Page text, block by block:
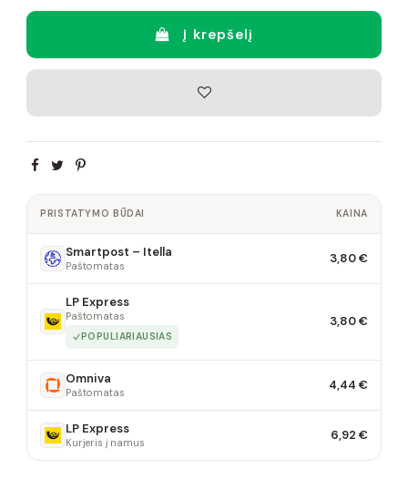
Į krepšelį
PRISTATYMO BŪDAI KAINA
Smartpost – Itella
Paštomatas 3,80 €
LP Express
Paštomatas
POPULIARIAUSIAS
3,80 €
Omniva
Paštomatas 4,44 €
LP Express
Kurjeris į namus 6,92 €